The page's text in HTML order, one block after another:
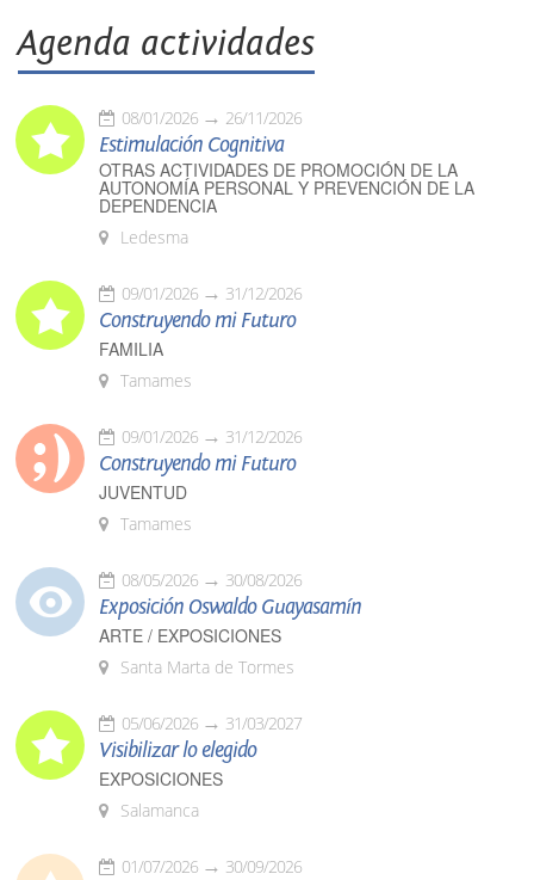
Agenda actividades
08/01/2026 26/11/2026
Estimulación Cognitiva
OTRAS ACTIVIDADES DE PROMOCIÓN DE LA
AUTONOMÍA PERSONAL Y PREVENCIÓN DE LA
DEPENDENCIA
Ledesma
09/01/2026 31/12/2026
Construyendo mi Futuro
FAMILIA
Tamames
09/01/2026 31/12/2026
Construyendo mi Futuro
JUVENTUD
Tamames
08/05/2026 30/08/2026
Exposición Oswaldo Guayasamín
ARTE / EXPOSICIONES
Santa Marta de Tormes
05/06/2026 31/03/2027
Visibilizar lo elegido
EXPOSICIONES
Salamanca
01/07/2026 30/09/2026